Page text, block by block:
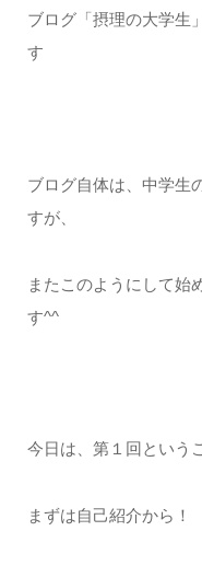
ブログ「摂理の大学生
す
ブログ自体は、中学生
すが、
またこのようにして始
す^^
今日は、第１回という
まずは自己紹介から！